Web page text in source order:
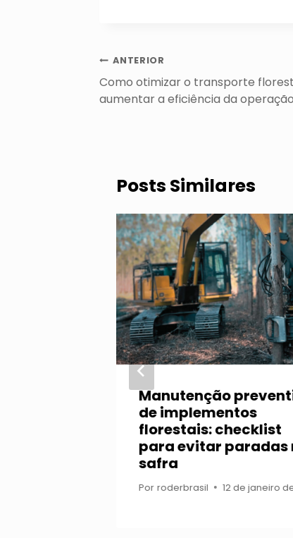
Navegação
de
Post
ANTERIOR
Como otimizar o transporte
aumentar a eficiência da
Posts Similares
Manutenção
de implementos
florestais: checklist
para evitar paradas
safra
Por roderbrasil 12 de janeiro